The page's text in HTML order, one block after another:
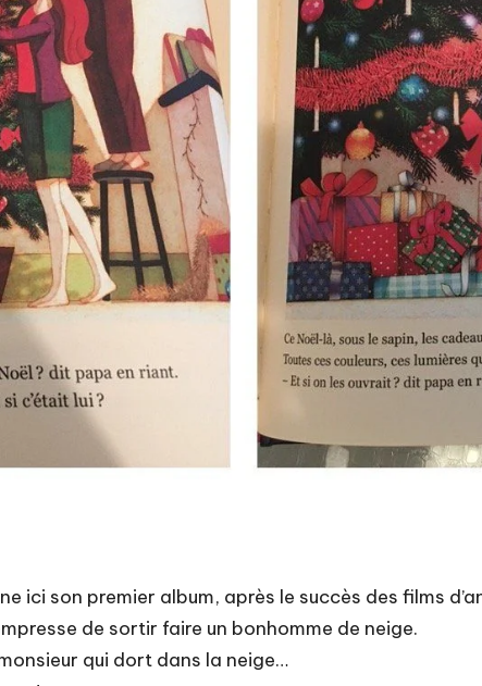
ici son premier album, après le succès des films
de sortir faire un bonhomme de neige.
qui dort dans la neige…